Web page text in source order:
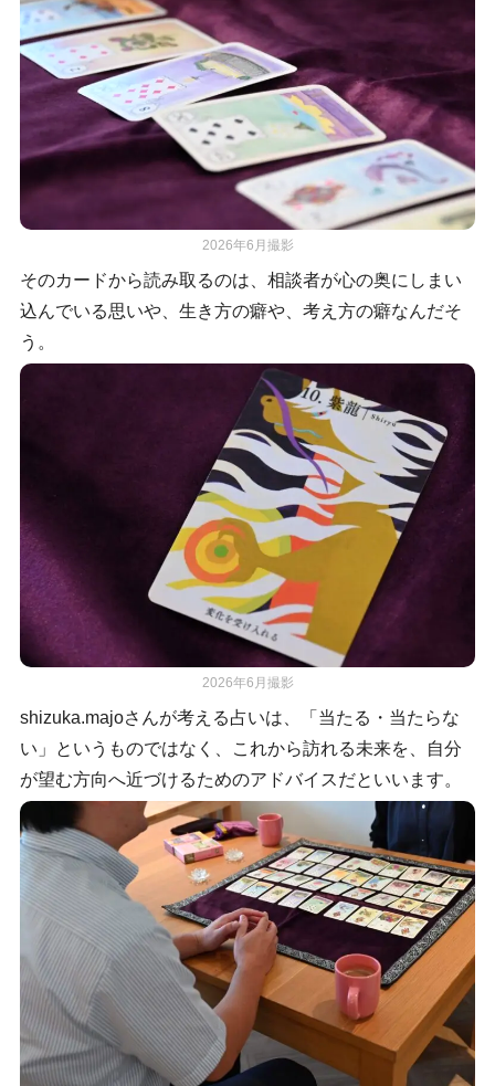
2026年6月撮影
そのカードから読み取るのは、相談者が心の奥にしまい
込んでいる思いや、生き方の癖や、考え方の癖なんだそ
う。
2026年6月撮影
shizuka.majoさんが考える占いは、「当たる・当たらな
い」というものではなく、これから訪れる未来を、自分
が望む方向へ近づけるためのアドバイスだといいます。